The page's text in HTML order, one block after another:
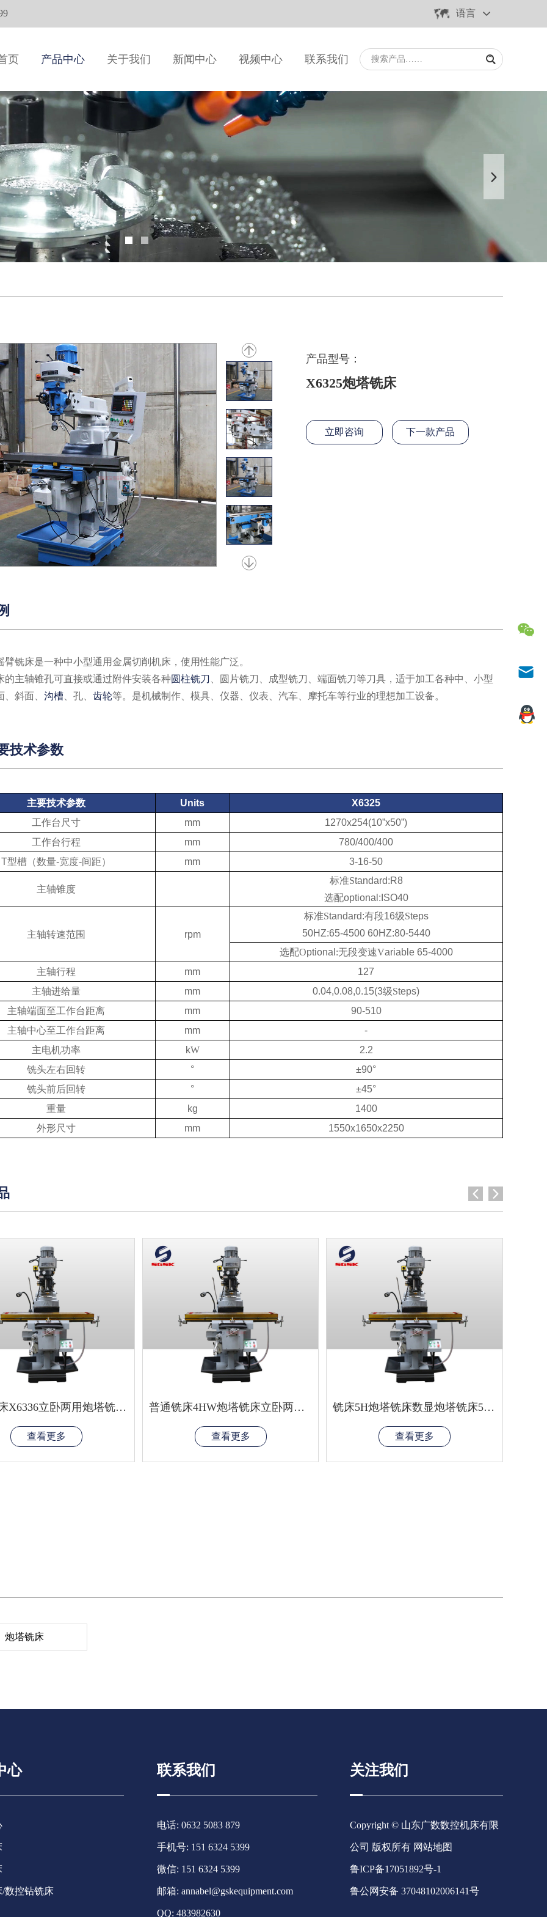
语言
页 产品中心 关于我们 新闻中心 视频中心 联系我们
产品型号：
X6325炮塔铣床
立即咨询 下一款产品
臂铣床是一种中小型通用金属切削机床，使用性能广泛。
的主轴锥孔可直接或通过附件安装各种圆柱铣刀
、圆片铣刀、成型铣刀、端面铣刀等刀具，适于加工各种中、小型
、斜面、沟槽 、孔、齿轮等。是机械制作、模具、仪器、仪表、汽车、摩托车等行业的理想加工设备。
技术参数
主要技术参数 Units
X6325
工作台尺寸
mm
1270x254(10”x50”)
工作台行程
mm 780/400/400
T型槽（数量-宽度-间距） mm 3-16-50
主轴锥度
标准Standard:R8
选配optional:ISO40
主轴转速范围 rpm
标准Standard:有段16级Steps
50HZ:65-4500 60HZ:80-5440
选配Optional :无段变速Variable 65-4000
主轴行程
mm
127
主轴进给量
mm 0.04,0.08,0.15(3级Steps)
主轴端面至工作台距离
mm
90-510
主轴中心至工作台距离
mm
-
主电机功率
kW
2.2
铣头左右回转
° ±90°
铣头前后回转
° ±45°
重量
kg
1400
外形尺寸
mm 1550x1650x2250
普通铣床X6336立卧两用炮塔铣床普通炮塔铣床普铣重型普通铣床
查看更多
普通铣床4HW炮塔铣床立卧两用炮塔铣床数显炮塔铣床台湾铣头铣床
查看更多
铣床5H炮塔铣床数显炮塔铣床5号炮塔铣床普通铣床台湾铣头立式铣
查看更多
炮塔铣床
心
数控钻铣床
联系我们
电话: 0632 5083 879
手机号: 151 6324 5399
微信: 151 6324 5399
邮箱: annabel@gskequipment.com
QQ: 483982630
关注我们
Copyright © 山东广数数控机床有限
公司 版权所有 网站地图
鲁ICP备17051892号-1
鲁公网安备 37048102006141号